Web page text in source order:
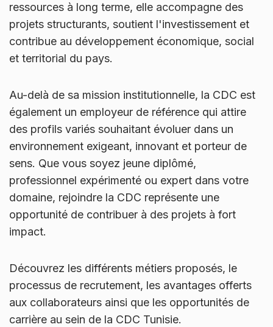
ressources à long terme, elle accompagne des
projets structurants, soutient l'investissement et
contribue au développement économique, social
et territorial du pays.
Au-delà de sa mission institutionnelle, la CDC est
également un employeur de référence qui attire
des profils variés souhaitant évoluer dans un
environnement exigeant, innovant et porteur de
sens. Que vous soyez jeune diplômé,
professionnel expérimenté ou expert dans votre
domaine, rejoindre la CDC représente une
opportunité de contribuer à des projets à fort
impact.
Découvrez les différents métiers proposés, le
processus de recrutement, les avantages offerts
aux collaborateurs ainsi que les opportunités de
carrière au sein de la CDC Tunisie.